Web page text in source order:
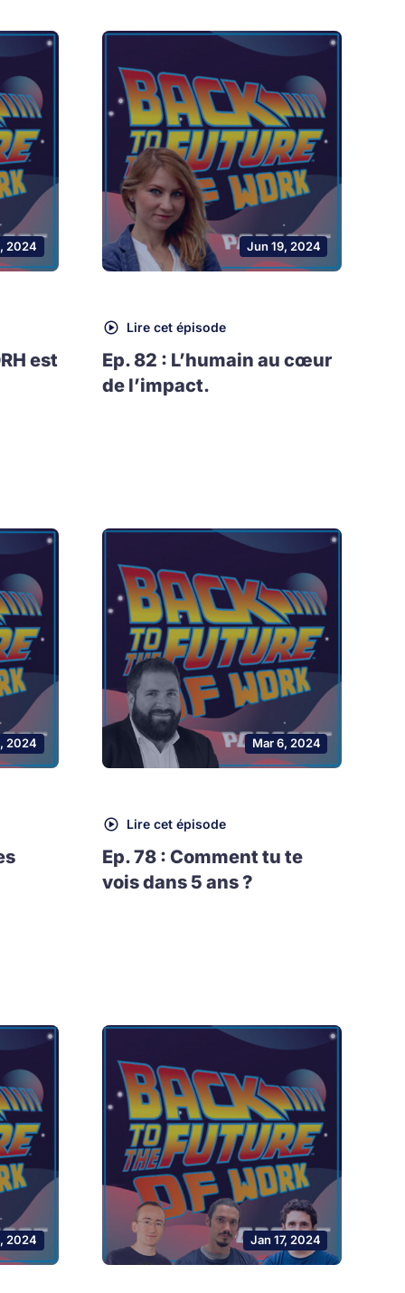
2024
est
Jun 19, 2024
Lire cet épisode
Ep. 82 : L’humain au cœur
de l’impact.
2024 Mar 6, 2024
Lire cet épisode
Ep. 78 : Comment tu te
vois dans 5 ans ?
2024 Jan 17, 2024